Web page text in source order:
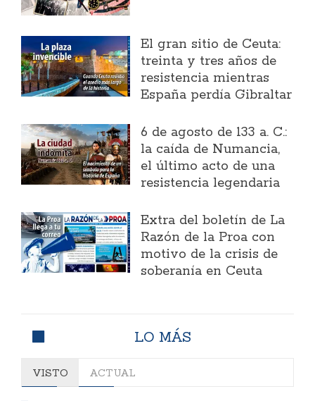
El gran sitio de Ceuta:
treinta y tres años de
resistencia mientras
España perdía Gibraltar
6 de agosto de 133 a. C.:
la caída de Numancia,
el último acto de una
resistencia legendaria
Extra del boletín de La
Razón de la Proa con
motivo de la crisis de
soberanía en Ceuta
LO MÁS
VISTO ACTUAL